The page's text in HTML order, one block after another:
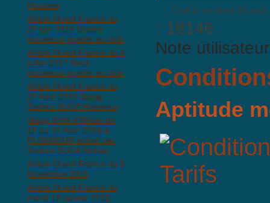
Horaires
Article Ouest France du
20 juin 2018 Quatre
nouveaux gradés au club
Article Ouest France du 4
juillet 2017 Neuf
nouveaux gradés au club
Article Ouest France du
20 Aout 2016 Stage
Toshiro SUGA Ploemeur
Stage d'été d'Aïkido du
15 au 21 Aout 2016 à
PLOEMEUR animé par
Toshiro SUGA Shihan
Article Ouest France du 5
Novembre 2015
Article Ouest France du
mardi 13 janvier 2015
Créé le vendredi 22 août
: 18146
Note
Aptitude